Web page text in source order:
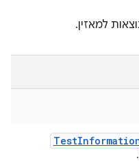
למאזין.
Test